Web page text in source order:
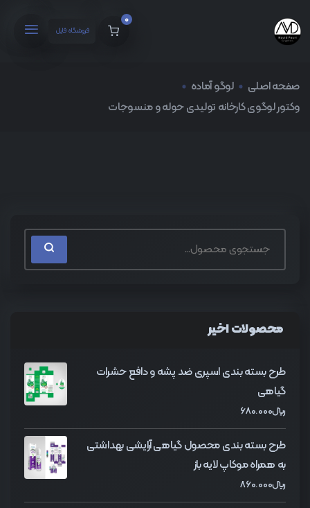
0
فروشگاه فایل
صفحه اصلی
لوگو آماده
وکتور لوگوی کارخانه تولیدی حوله و منسوجات
محصولات اخیر
طرح بسته بندی اسپری ضد پشه و دافع حشرات
گیاهی
﷼680.000
طرح بسته بندی محصول گیاهی آرایشی بهداشتی
به همراه موکاپ لایه باز
﷼860.000